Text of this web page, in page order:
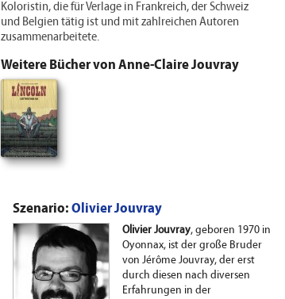
Koloristin, die für Verlage in Frankreich, der Schweiz
und Belgien tätig ist und mit zahlreichen Autoren
zusammenarbeitete.
Weitere Bücher von Anne-Claire Jouvray
Szenario: Olivier Jouvray
Olivier Jouvray, geboren 1970 in
Oyonnax, ist der große Bruder
von Jérôme Jouvray, der erst
durch diesen nach diversen
Erfahrungen in der